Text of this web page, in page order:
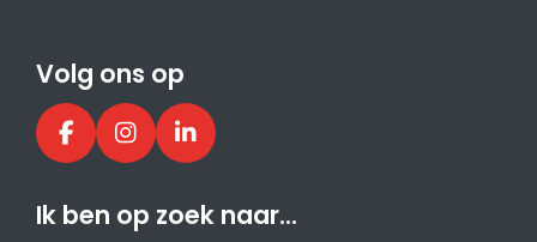
Volg ons op
Ik ben op zoek naar…